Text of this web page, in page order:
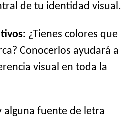
de tu identidad visual.
¿Tienes colores que
Conocerlos ayudará a
visual en toda la
alguna fuente de letra